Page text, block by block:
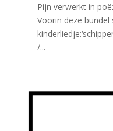
Pijn verwerkt in
Voorin deze
/...